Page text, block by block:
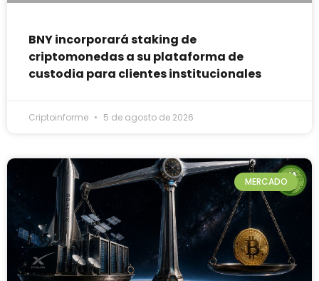
BNY incorporará staking de
criptomonedas a su plataforma de
custodia para clientes institucionales
Criptoinforme 5 de agosto de 2026
MERCADO